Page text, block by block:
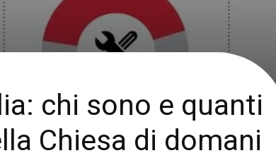
chi sono e quanti
Chiesa di domani